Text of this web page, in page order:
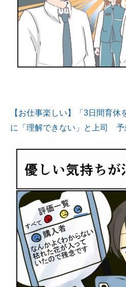
【お仕事楽しい】「3日間育休
に「理解できない」と上司 予